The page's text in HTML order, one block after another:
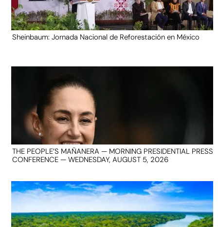
Sheinbaum: Jornada Nacional de Reforestación en México
THE PEOPLE’S MAÑANERA — MORNING PRESIDENTIAL PRESS
CONFERENCE — WEDNESDAY, AUGUST 5, 2026